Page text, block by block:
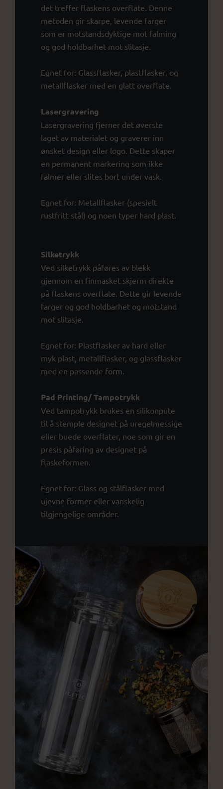
det treffer flaskens overflate. Denne
metoden gir skarpe, levende farger
som er motstandsdyktige mot falming
og god holdbarhet mot slitasje.
Egnet for: Glassflasker, plastflasker, og
metallflasker med en glatt overflate.
Lasergravering
Lasergravering fjerner det øverste
laget av materialet og graverer inn
ønsket design eller logo. Dette skaper
en permanent markering som ikke
falmer eller slites bort under vask.
Egnet for: Metallflasker (spesielt
rustfritt stål) og noen typer hard plast.
Silketrykk
Ved silketrykk påføres av blekk
gjennom en finmasket skjerm direkte
på flaskens overflate. Dette gir levende
farger og god holdbarhet og motstand
mot slitasje.
Egnet for: Plastflasker av hard eller
myk plast, metallflasker, og glassflasker
med en passende form.
Pad Printing/ Tampotrykk
Ved tampotrykk brukes en silikonpute
til å stemple designet på uregelmessige
eller buede overflater, noe som gir en
presis påføring av designet på
flaskeformen.
Egnet for: Glass og stålflasker med
ujevne former eller vanskelig
tilgjengelige områder.